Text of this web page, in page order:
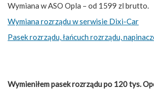
Wymiana w ASO Opla – od 1599 zl brutto.
Wymiana rozrządu w serwisie Dixi-Car
Pasek rozrządu, łańcuch rozrządu,
Wymieniłem pasek rozrządu po 120 tys.